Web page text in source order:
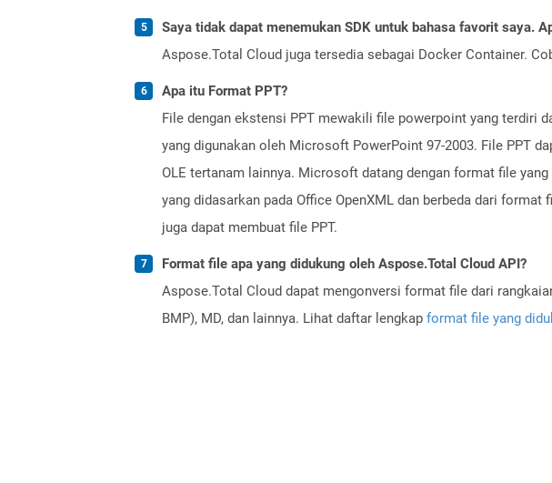
Saya tidak dapat menemukan SDK untuk bahasa favorit saya.
Aspose.Total Cloud juga tersedia sebagai Docker Container.
Apa itu Format PPT?
File dengan ekstensi PPT mewakili file powerpoint yang terdiri
yang digunakan oleh Microsoft PowerPoint 97-2003. File PPT
OLE tertanam lainnya. Microsoft datang dengan format file
yang didasarkan pada Office OpenXML dan berbeda dari
juga dapat membuat file PPT.
Format file apa yang didukung oleh Aspose.Total Cloud API?
Aspose.Total Cloud dapat mengonversi format file dari
BMP), MD, dan lainnya. Lihat daftar lengkap format file yang